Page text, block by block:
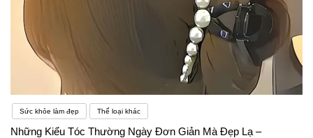
Sức khỏe làm đẹp Thể loại khác
Những Kiểu Tóc Thường Ngày Đơn Giản Mà Đẹp Lạ –